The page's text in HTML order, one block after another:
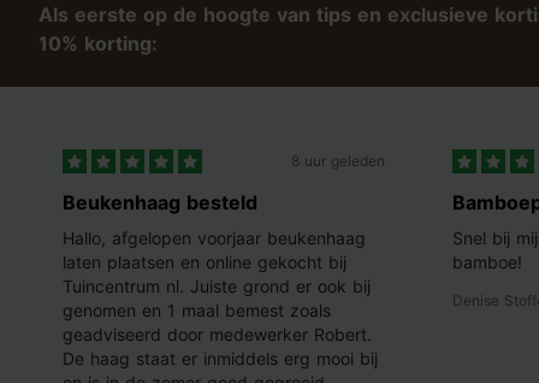
van je tuinconstructies.
Als eerste op de hoogte van tips en exclusieve
10% korting:
8 uur geleden
Beukenhaag besteld
Hallo, afgelopen voorjaar beukenhaag
laten plaatsen en online gekocht bij
Tuincentrum nl. Juiste grond er ook bij
genomen en 1 maal bemest zoals
geadviseerd door medewerker Robert.
De haag staat er inmiddels erg mooi bij
Snel bij
bamboe!
Denise